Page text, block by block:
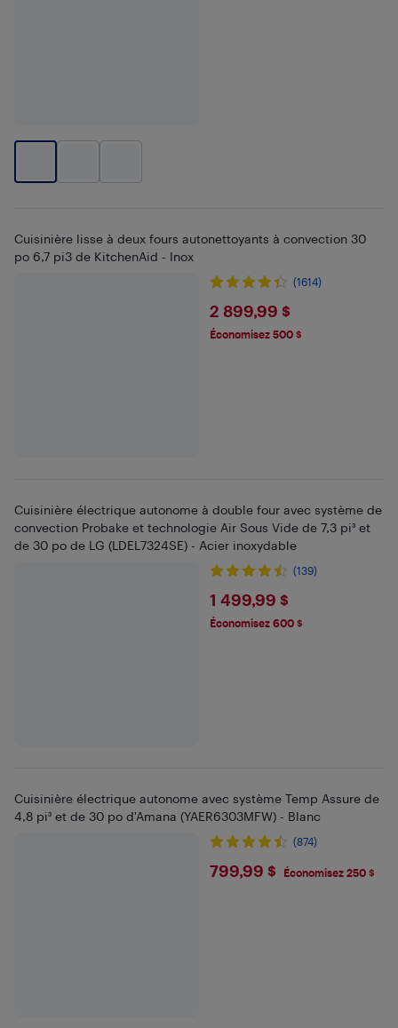
Cuisinière lisse à deux fours autonettoyants à convection 30
po 6,7 pi3 de KitchenAid - Inox
(1614)
$2899.99
2 899,99 $
Économisez 500 $
Cuisinière électrique autonome à double four avec système de
convection Probake et technologie Air Sous Vide de 7,3 pi³ et
de 30 po de LG (LDEL7324SE) - Acier inoxydable
(139)
$1499.99
1 499,99 $
Économisez 600 $
Cuisinière électrique autonome avec système Temp Assure de
4,8 pi³ et de 30 po d'Amana (YAER6303MFW) - Blanc
(874)
$799.99
799,99 $ Économisez 250 $